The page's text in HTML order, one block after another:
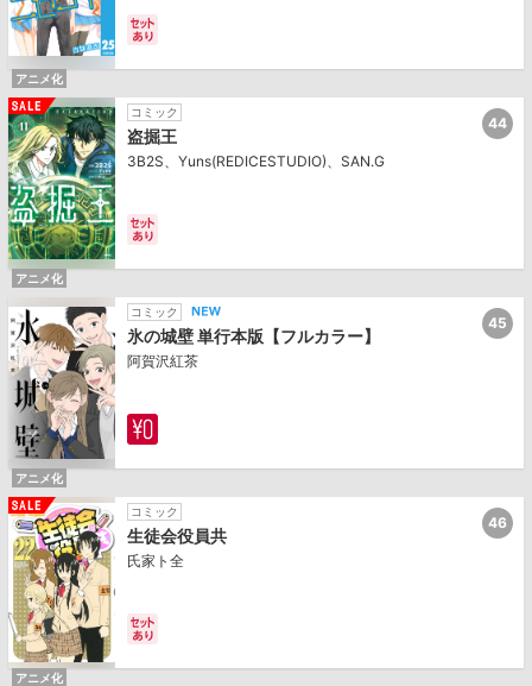
アニメ化
コミック
盗掘王
3B2S、Yuns(REDICESTUDIO)、SAN.G
44
アニメ化
コミック
氷の城壁 単行本版【フルカラー】
阿賀沢紅茶
45
アニメ化
コミック
生徒会役員共
氏家ト全
46
アニメ化